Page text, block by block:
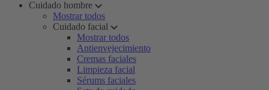
Cuidado hombre
Mostrar todos
Cuidado facial
Mostrar todos
Antienvejecimiento
Cremas faciales
Limpieza facial
Sérums faciales